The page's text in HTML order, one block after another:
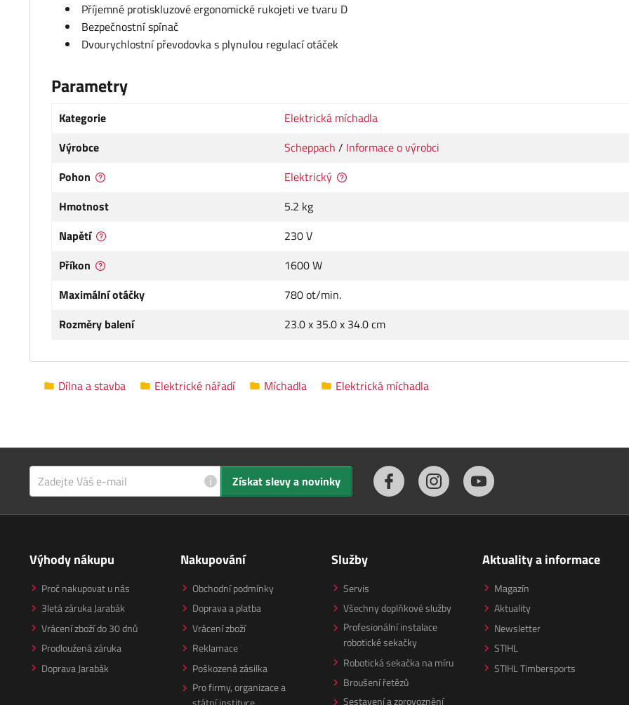
Příjemné protiskluzové ergonomické rukojeti ve tvaru D
Bezpečnostní spínač
Dvourychlostní převodovka s plynulou regulací otáček
Parametry
Kategorie
Elektrická míchadla
Výrobce
Scheppach / Informace o výrobci
Pohon
Elektrický
Hmotnost
5.2 kg
Napětí
230 V
Příkon
1600 W
Maximální otáčky
780 ot/min.
Rozměry balení
23.0 x 35.0 x 34.0 cm
Dílna a stavba Elektrické nářadí Míchadla Elektrická míchadla
i Získat slevy a novinky
Výhody nákupu
Proč nakupovat u nás
3letá záruka Jarabák
Vrácení zboží do 30 dnů
Prodloužená záruka
Doprava Jarabák
Nakupování
Obchodní podmínky
Doprava a platba
Vrácení zboží
Reklamace
Poškozená zásilka
Pro firmy, organizace a
Služby
Servis
Všechny doplňkové služby
Profesionální instalace
robotické sekačky
Robotická sekačka na míru
Broušení řetězů
Sestavení a zprovoznění
Aktuality a informace
Magazín
Aktuality
Newsletter
STIHL
STIHL Timbersports